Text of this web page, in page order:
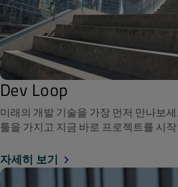
Dev Loop
미래의 개발 기술을 가장 먼저 만나보
툴을 가지고 지금 바로 프로젝트를 시
자세히 보기